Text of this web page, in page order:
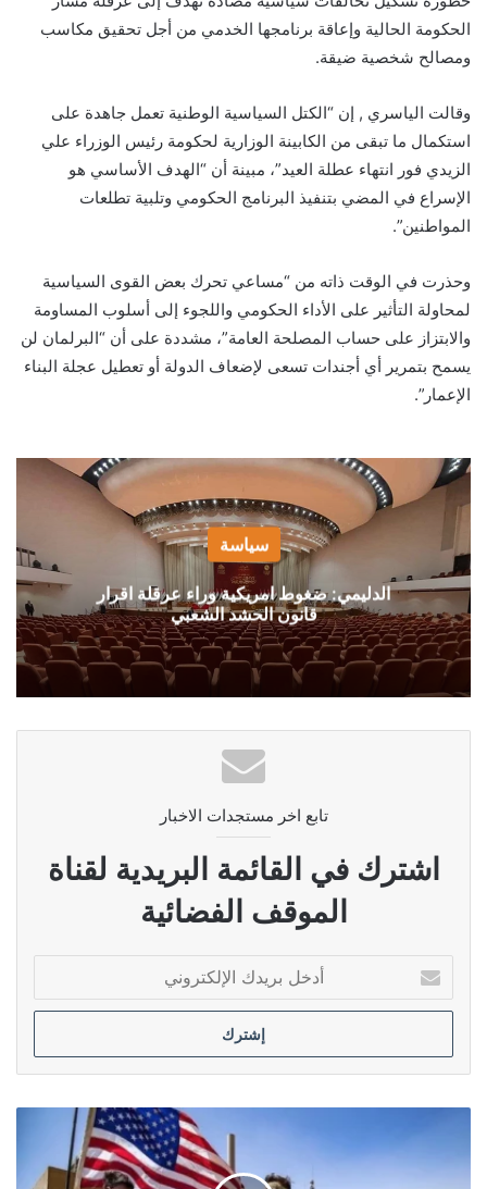
الحكومة الحالية وإعاقة برنامجها الخدمي من أجل تحقيق مكاسب
ومصالح شخصية ضيقة.
وقالت الياسري , إن “الكتل السياسية الوطنية تعمل جاهدة على
استكمال ما تبقى من الكابينة الوزارية لحكومة رئيس الوزراء علي
الزيدي فور انتهاء عطلة العيد”، مبينة أن “الهدف الأساسي هو
الإسراع في المضي بتنفيذ البرنامج الحكومي وتلبية تطلعات
المواطنين”.
وحذرت في الوقت ذاته من “مساعي تحرك بعض القوى السياسية
لمحاولة التأثير على الأداء الحكومي واللجوء إلى أسلوب المساومة
والابتزاز على حساب المصلحة العامة”، مشددة على أن “البرلمان لن
يسمح بتمرير أي أجندات تسعى لإضعاف الدولة أو تعطيل عجلة البناء
الإعمار”.
سياسة
الدليمي: ضغوط امريكية وراء عرقلة اقرار
قانون الحشد الشعبي
تابع اخر مستجدات الاخبار
اشترك في القائمة البريدية لقناة
الموقف الفضائية
بريدك
الإلكتروني